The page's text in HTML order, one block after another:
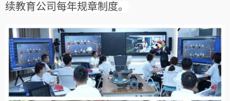
续教育公司每年规章制度。